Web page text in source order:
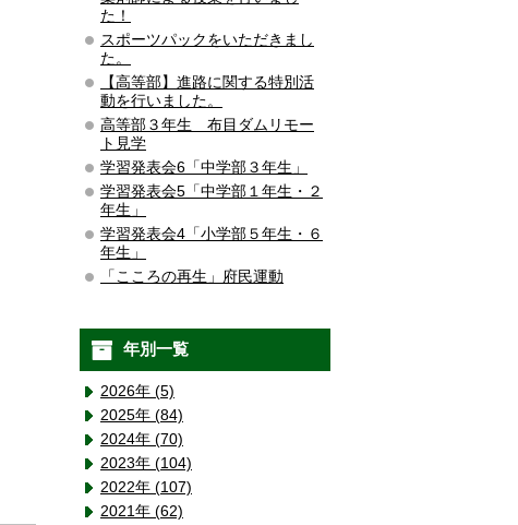
た！
スポーツパックをいただきまし
た。
【高等部】進路に関する特別活
動を行いました。
高等部３年生 布目ダムリモー
ト見学
学習発表会6「中学部３年生」
学習発表会5「中学部１年生・２
年生」
学習発表会4「小学部５年生・６
年生」
「こころの再生」府民運動
年別一覧
2026年 (5)
2025年 (84)
2024年 (70)
2023年 (104)
2022年 (107)
2021年 (62)